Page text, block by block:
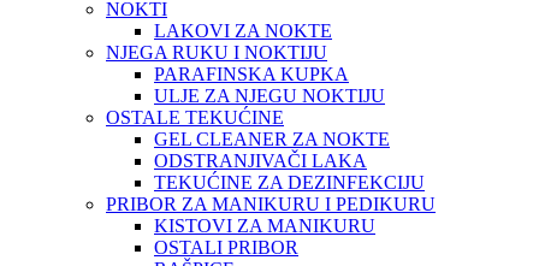
NOKTI
LAKOVI ZA NOKTE
NJEGA RUKU I NOKTIJU
PARAFINSKA KUPKA
ULJE ZA NJEGU NOKTIJU
OSTALE TEKUĆINE
GEL CLEANER ZA NOKTE
ODSTRANJIVAČI LAKA
TEKUĆINE ZA DEZINFEKCIJU
PRIBOR ZA MANIKURU I PEDIKURU
KISTOVI ZA MANIKURU
OSTALI PRIBOR